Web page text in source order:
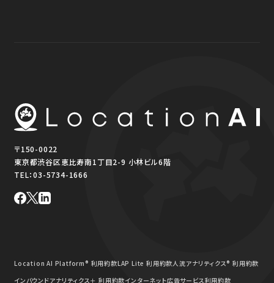
〒150-0022
東京都渋谷区恵比寿南1丁目2-9 小林ビル6階
TEL：03-5734-1666
Location AI Platform® 利用約款LAP Lite 利用約款人流アナリティクス® 利用約款
インバウンドアナリティクス＋ 利用約款インターネット広告サービス利用約款